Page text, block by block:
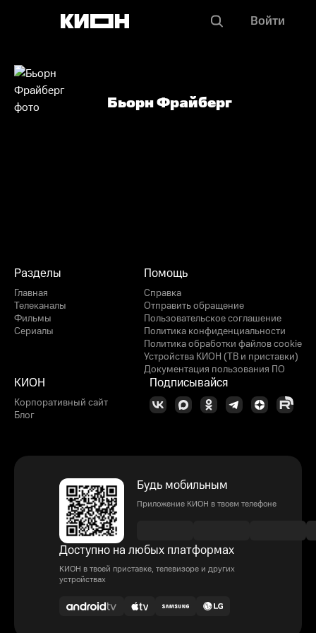
Войти
Бьорн Фрайберг
Разделы
Главная
Телеканалы
Фильмы
Сериалы
Помощь
Справка
Отправить обращение
Пользовательское соглашение
Политика конфиденциальности
Политика обработки файлов cookie
Устройства КИОН (ТВ и приставки)
Документация пользования ПО
КИОН
Корпоративный сайт
Блог
Подписывайся
Будь мобильным
Приложение КИОН в твоем телефоне
Доступно на любых платформах
КИОН в твоей приставке, телевизоре и других
устройствах